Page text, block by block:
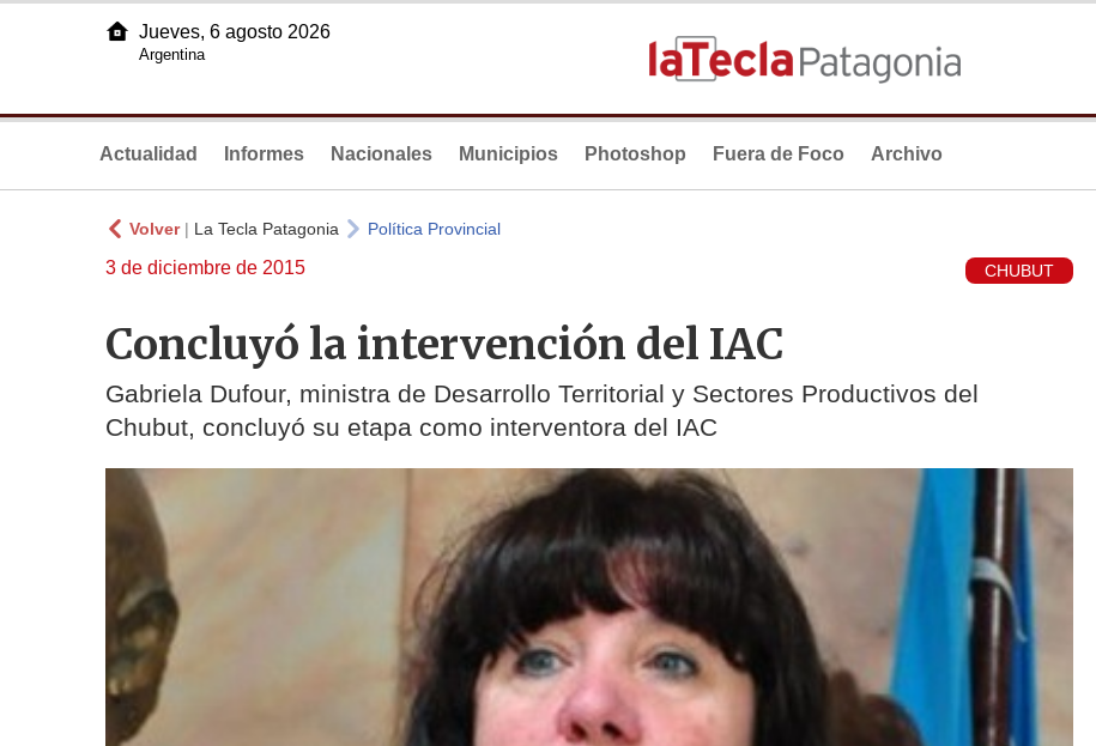
Jueves, 6 agosto 2026
Argentina
Actualidad Informes Nacionales Municipios Photoshop Fuera de Foco Archivo
Volver| La Tecla Patagonia Política Provincial
3 de diciembre de 2015 CHUBUT
Concluyó la intervención del IAC
Gabriela Dufour, ministra de Desarrollo Territorial y Sectores Productivos del
Chubut, concluyó su etapa como interventora del IAC